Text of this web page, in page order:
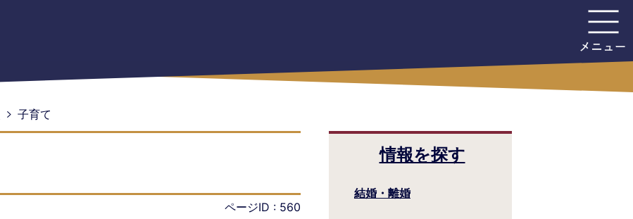
子育て
ページID : 560
情報を探す
結婚・離婚